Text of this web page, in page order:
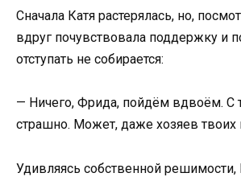
Сначала Катя растерялась, но,
вдруг почувствовала поддержку и
отступать не собирается:
— Ничего, Фрида, пойдём вдвоём. С
страшно. Может, даже хозяев твоих
Удивляясь собственной решимости,